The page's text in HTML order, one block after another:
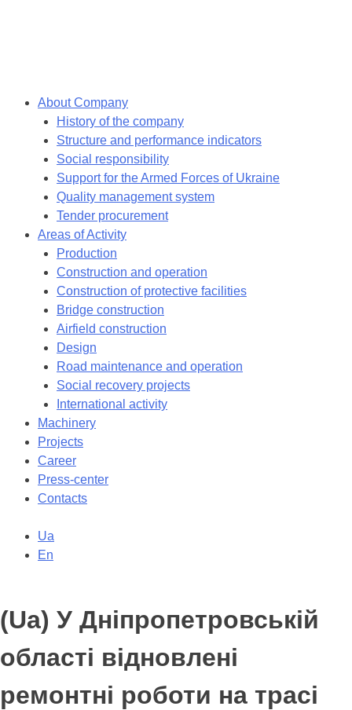
About Company
History of the company
Structure and performance indicators
Social responsibility
Support for the Armed Forces of Ukraine
Quality management system
Tender procurement
Areas of Activity
Production
Construction and operation
Construction of protective facilities
Bridge construction
Airfield construction
Design
Road maintenance and operation
Social recovery projects
International activity
Machinery
Projects
Career
Press-center
Contacts
Ua
En
(Ua) У Дніпропетровській
області відновлені
ремонтні роботи на трасі